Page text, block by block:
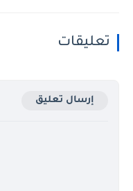
تعليقات
إرسال تعليق